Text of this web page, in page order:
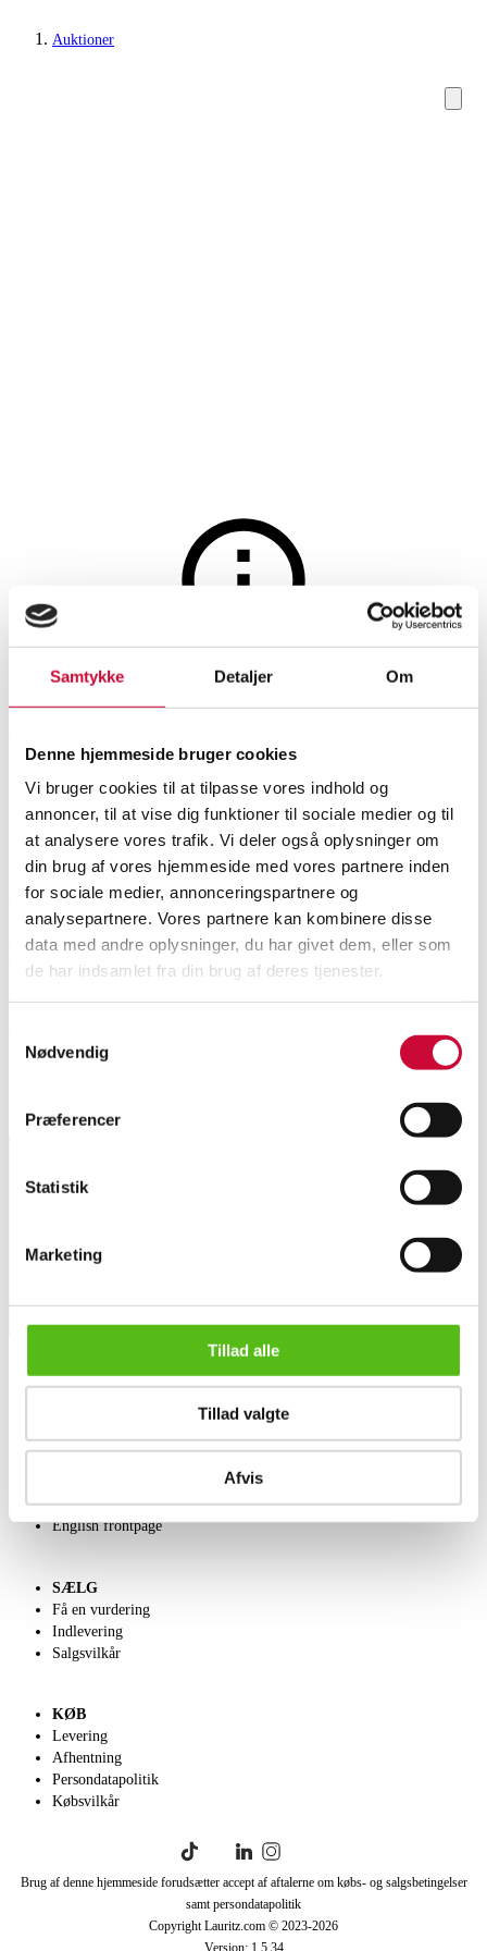
Samtykke Detaljer Om
Denne hjemmeside bruger cookies
Vi bruger cookies til at tilpasse vores indhold og
annoncer, til at vise dig funktioner til sociale medier og til
at analysere vores trafik. Vi deler også oplysninger om
din brug af vores hjemmeside med vores partnere inden
for sociale medier, annonceringspartnere og
analysepartnere. Vores partnere kan kombinere disse
data med andre oplysninger, du har givet dem, eller som
de har indsamlet fra din brug af deres tjenester.
Nødvendig
Præferencer
Statistik
Marketing
Tillad alle
Tillad valgte
Afvis
Auktioner
Sofaer, sofagrupper
Erik Jørgensen: Tre-pers. sofa model EJ260
Auktionen er afsluttet
Erik Jørgensen: Tre-pers. sofa
model EJ260
SHOWROOM
Hørsholm
VURDERING
DKK 1.500
VARENUMMER
6520502
Beskrivelse
bøgetræ. H. 70, L. 208, D. 78 cm. SH 42 cm. cm. Brugsslitage og nogle
pletter.
Tilmeld dig vores nyhedsbrev og modtag nyheder samt
Om Lauritz.com
Klassisk Auktion
English frontpage
SÆLG
Få en vurdering
Indlevering
Salgsvilkår
KØB
Levering
Afhentning
Persondatapolitik
Købsvilkår
Brug af denne hjemmeside forudsætter accept af aftalerne om købs- og salgsbetingelser
samt persondatapolitik
Copyright Lauritz.com © 2023-2026
Version: 1.5.34